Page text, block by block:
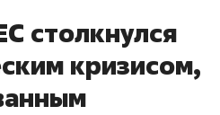
столкнулся
кризисом,